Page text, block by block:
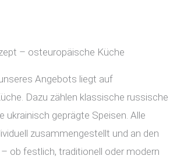
– osteuropäische Küche
Angebots liegt auf
Dazu zählen klassische russische
ukrainisch geprägte Speisen. Alle
zusammengestellt und an den
ob festlich, traditionell oder modern